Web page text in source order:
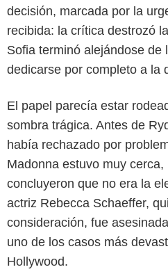
decisión, marcada por la
recibida: la crítica destrozó
Sofia terminó alejándose de
dedicarse por completo a la
El papel parecía estar
sombra trágica. Antes de
había rechazado por
Madonna estuvo muy
concluyeron que no era la
actriz Rebecca Schaeffer,
consideración, fue
uno de los casos más
Hollywood.